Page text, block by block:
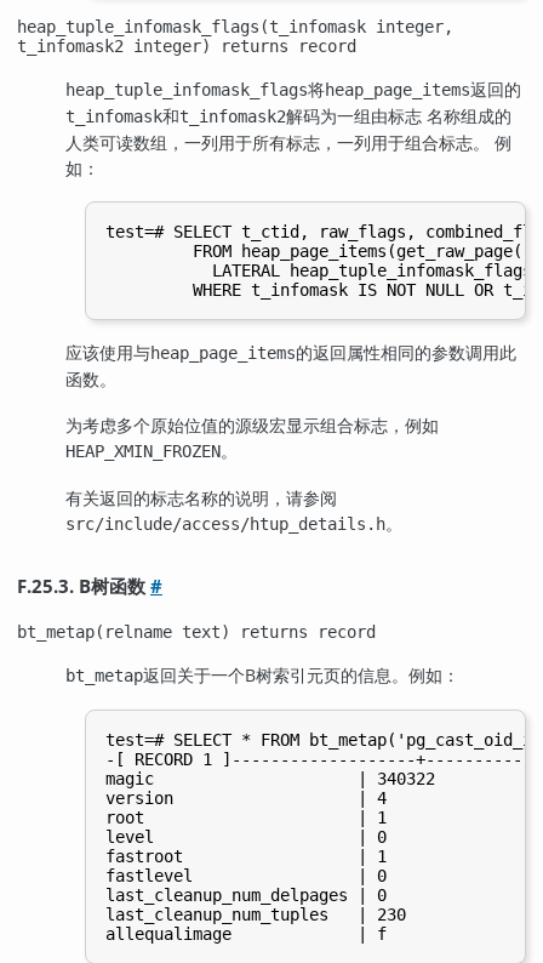
heap_tuple_infomask_flags(t_infomask integer,
t_infomask2 integer) returns record
heap_tuple_infomask_flags将heap_page_items返回的
t_infomask和t_infomask2解码为一组由标志 名称组成的
人类可读数组，一列用于所有标志，一列用于组合标志。 例
如：
test=# SELECT t_ctid, raw_flags,
FROM
LATERAL
应该使用与heap_page_items的返回属性相同的参数调用此
函数。
为考虑多个原始位值的源级宏显示组合标志，例如
HEAP_XMIN_FROZEN。
有关返回的标志名称的说明，请参阅
src/include/access/htup_details.h。
F.25.3. B树函数#
bt_metap(relname text) returns record
bt_metap返回关于一个B树索引元页的信息。例如：
test=# SELECT * FROM
-[ RECORD 1 ]-------------------+----------
magic                     | 340322
version                   | 4
root                      | 1
level                     | 0
fastroot                  | 1
fastlevel                 | 0
last_cleanup_num_delpages | 0
last_cleanup_num_tuples   | 230